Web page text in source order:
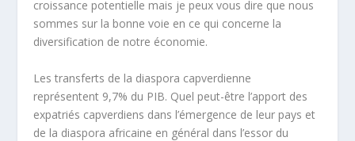
croissance potentielle mais je peux vous dire que nous
sommes sur la bonne voie en ce qui concerne la
diversification de notre économie.
Les transferts de la diaspora capverdienne
représentent 9,7% du PIB. Quel peut-être l’apport des
expatriés capverdiens dans l’émergence de leur pays et
de la diaspora africaine en général dans l’essor du